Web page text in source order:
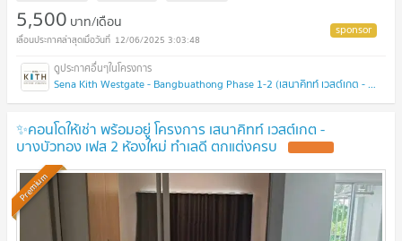
5,500 บาท/เดือน
12/06/2025 3:03:48
Sena Kith Westgate - Bangbuathong Phase 1-2 (เสนาคิทท์ เวสต์เกต - บางบัวทอง เฟส 1-2 )
✨คอนโดให้เช่า พร้อมอยู่ โครงการ เสนาคิทท์ เวสต์เกต -
บางบัวทอง เฟส 2 ห้องใหม่ ทำเลดี ตกแต่งครบ
Premium